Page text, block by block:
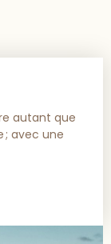
autant que
; avec une